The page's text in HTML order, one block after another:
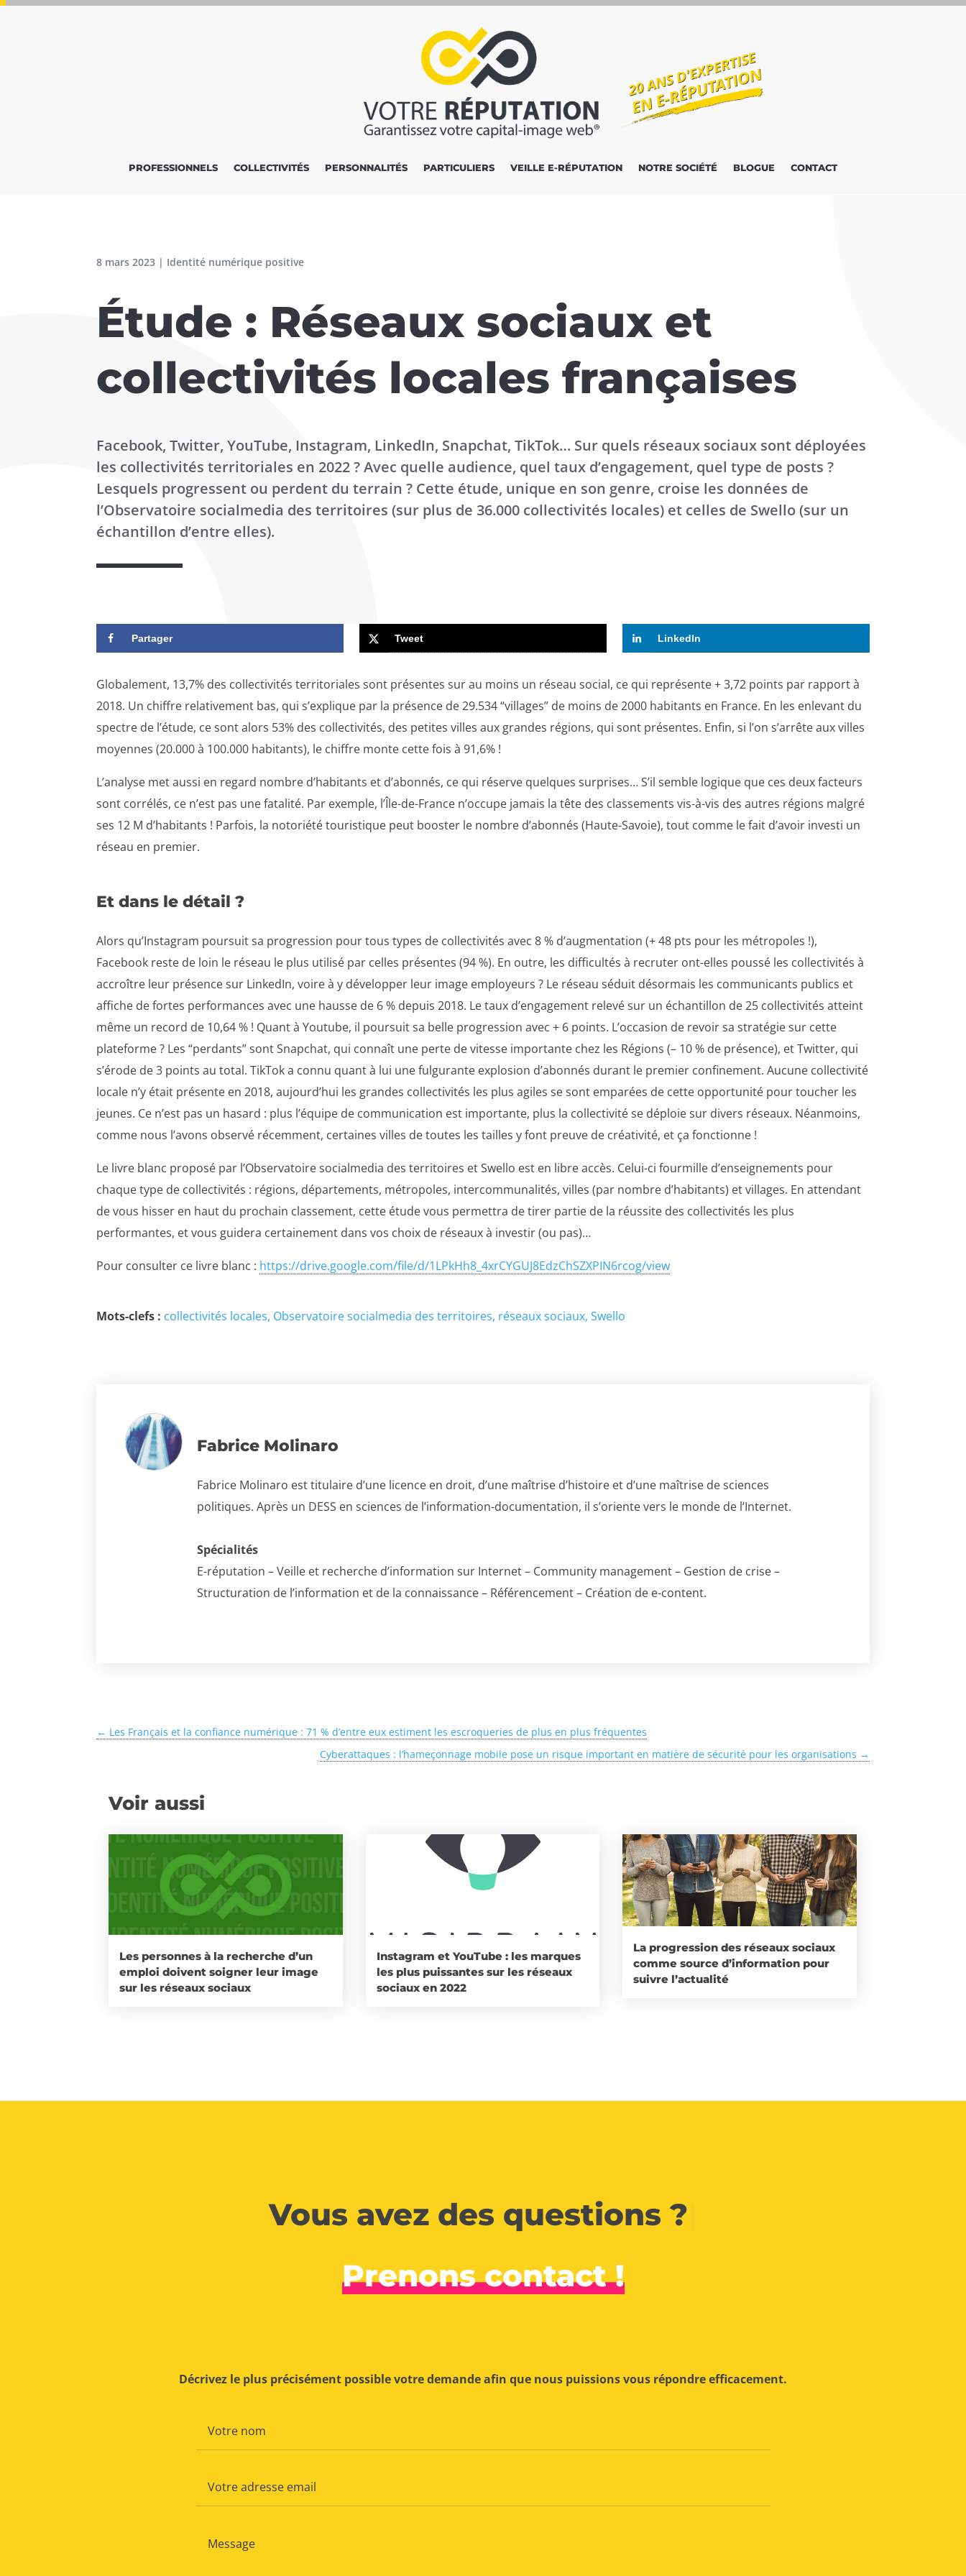
PROFESSIONNELS COLLECTIVITÉS PERSONNALITÉS PARTICULIERS VEILLE E-RÉPUTATION NOTRE SOCIÉTÉ BLOGUE CONTACT
8 mars 2023 | Identité numérique positive
Étude : Réseaux sociaux et
collectivités locales françaises
Facebook, Twitter, YouTube, Instagram, LinkedIn, Snapchat, TikTok… Sur quels réseaux sociaux sont déployées
les collectivités territoriales en 2022 ? Avec quelle audience, quel taux d’engagement, quel type de posts ?
Lesquels progressent ou perdent du terrain ? Cette étude, unique en son genre, croise les données de
l’Observatoire socialmedia des territoires (sur plus de 36.000 collectivités locales) et celles de Swello (sur un
échantillon d’entre elles).
Partager Tweet LinkedIn
Globalement, 13,7% des collectivités territoriales sont présentes sur au moins un réseau social, ce qui représente + 3,72 points par rapport à
2018. Un chiffre relativement bas, qui s’explique par la présence de 29.534 “villages” de moins de 2000 habitants en France. En les enlevant du
spectre de l’étude, ce sont alors 53% des collectivités, des petites villes aux grandes régions, qui sont présentes. Enfin, si l’on s’arrête aux villes
moyennes (20.000 à 100.000 habitants), le chiffre monte cette fois à 91,6% !
L’analyse met aussi en regard nombre d’habitants et d’abonnés, ce qui réserve quelques surprises… S’il semble logique que ces deux facteurs
sont corrélés, ce n’est pas une fatalité. Par exemple, l’Île-de-France n’occupe jamais la tête des classements vis-à-vis des autres régions malgré
ses 12 M d’habitants ! Parfois, la notoriété touristique peut booster le nombre d’abonnés (Haute-Savoie), tout comme le fait d’avoir investi un
réseau en premier.
Et dans le détail ?
Alors qu’Instagram poursuit sa progression pour tous types de collectivités avec 8 % d’augmentation (+ 48 pts pour les métropoles !),
Facebook reste de loin le réseau le plus utilisé par celles présentes (94 %). En outre, les difficultés à recruter ont-elles poussé les collectivités à
accroître leur présence sur LinkedIn, voire à y développer leur image employeurs ? Le réseau séduit désormais les communicants publics et
affiche de fortes performances avec une hausse de 6 % depuis 2018. Le taux d’engagement relevé sur un échantillon de 25 collectivités atteint
même un record de 10,64 % ! Quant à Youtube, il poursuit sa belle progression avec + 6 points. L’occasion de revoir sa stratégie sur cette
plateforme ? Les “perdants” sont Snapchat, qui connaît une perte de vitesse importante chez les Régions (– 10 % de présence), et Twitter, qui
s’érode de 3 points au total. TikTok a connu quant à lui une fulgurante explosion d’abonnés durant le premier confinement. Aucune collectivité
locale n’y était présente en 2018, aujourd’hui les grandes collectivités les plus agiles se sont emparées de cette opportunité pour toucher les
jeunes. Ce n’est pas un hasard : plus l’équipe de communication est importante, plus la collectivité se déploie sur divers réseaux. Néanmoins,
comme nous l’avons observé récemment, certaines villes de toutes les tailles y font preuve de créativité, et ça fonctionne !
Le livre blanc proposé par l’Observatoire socialmedia des territoires et Swello est en libre accès. Celui-ci fourmille d’enseignements pour
chaque type de collectivités : régions, départements, métropoles, intercommunalités, villes (par nombre d’habitants) et villages. En attendant
de vous hisser en haut du prochain classement, cette étude vous permettra de tirer partie de la réussite des collectivités les plus
performantes, et vous guidera certainement dans vos choix de réseaux à investir (ou pas)…
Pour consulter ce livre blanc : https://drive.google.com/file/d/1LPkHh8_4xrCYGUJ8EdzChSZXPIN6rcog/view
Mots-clefs : collectivités locales Observatoire socialmedia des territoires réseaux sociaux Swello
Fabrice Molinaro
Fabrice Molinaro est titulaire d’une licence en droit, d’une maîtrise d’histoire et d’une maîtrise de sciences
politiques. Après un DESS en sciences de l’information-documentation, il s’oriente vers le monde de l’Internet.
Spécialités
E-réputation – Veille et recherche d’information sur Internet – Community management – Gestion de crise –
Structuration de l’information et de la connaissance – Référencement – Création de e-content.
← Les Français et la confiance numérique : 71 % d’entre eux estiment les escroqueries de plus en plus fréquentes
Cyberattaques : l’hameçonnage mobile pose un risque important en matière de sécurité pour les organisations →
Voir aussi
Les personnes à la recherche d’un
emploi doivent soigner leur image
sur les réseaux sociaux
Instagram et YouTube : les marques
les plus puissantes sur les réseaux
sociaux en 2022
La progression des réseaux sociaux
comme source d’information pour
suivre l’actualité
Vous avez des questions ?
Prenons contact !
Décrivez le plus précisément possible votre demande afin que nous puissions vous répondre efficacement.